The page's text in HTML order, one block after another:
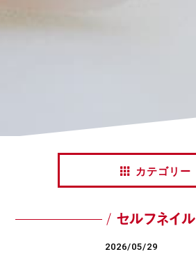
カテゴリー
セルフネイル
2026/05/29